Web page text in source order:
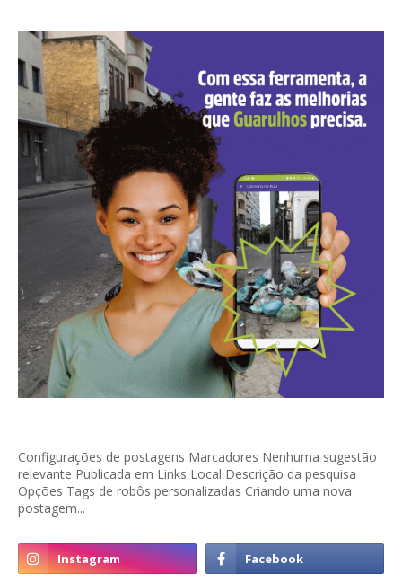
Configurações de postagens Marcadores Nenhuma sugestão
relevante Publicada em Links Local Descrição da pesquisa
Opções Tags de robôs personalizadas Criando uma nova
postagem...